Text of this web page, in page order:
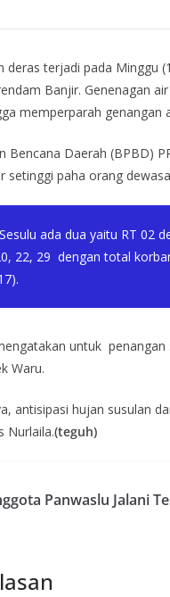
deras terjadi pada Minggu
Banjir. Genenagan
memperparah
Bencana Daerah (BPBD)
setinggi paha orang
ada dua yaitu RT 02
22, 29 dengan total
untuk
Waru.
antisipasi hujan susulan
Nurlaila.(teguh)
Panwaslu Jalani